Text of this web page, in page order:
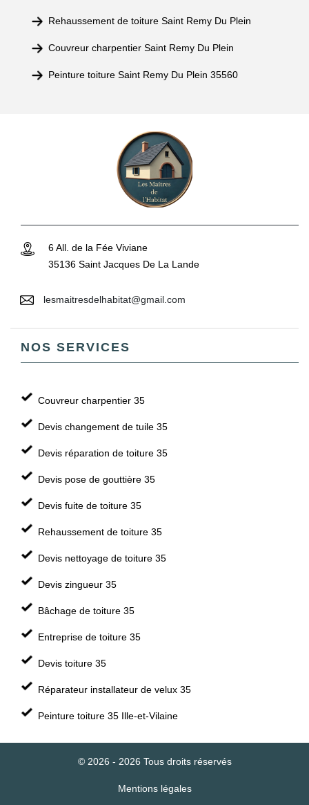
Rehaussement de toiture Saint Remy Du Plein
Couvreur charpentier Saint Remy Du Plein
Peinture toiture Saint Remy Du Plein 35560
6 All. de la Fée Viviane
35136 Saint Jacques De La Lande
lesmaitresdelhabitat@gmail.com
NOS SERVICES
Couvreur charpentier 35
Devis changement de tuile 35
Devis réparation de toiture 35
Devis pose de gouttière 35
Devis fuite de toiture 35
Rehaussement de toiture 35
Devis nettoyage de toiture 35
Devis zingueur 35
Bâchage de toiture 35
Entreprise de toiture 35
Devis toiture 35
Réparateur installateur de velux 35
Peinture toiture 35 Ille-et-Vilaine
© 2026 - 2026 Tous droits réservés
Mentions légales